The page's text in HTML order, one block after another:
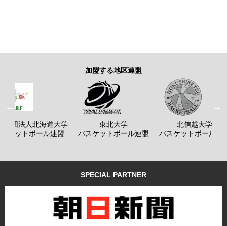
加盟する地区連盟
社団法人北海道大学
ケットボール連盟
東北大学
バスケットボール連盟
北信越大学
バスケットボール連
SPECIAL PARTNER